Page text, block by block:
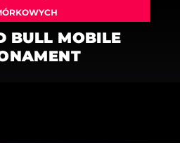
BULL MOBILE